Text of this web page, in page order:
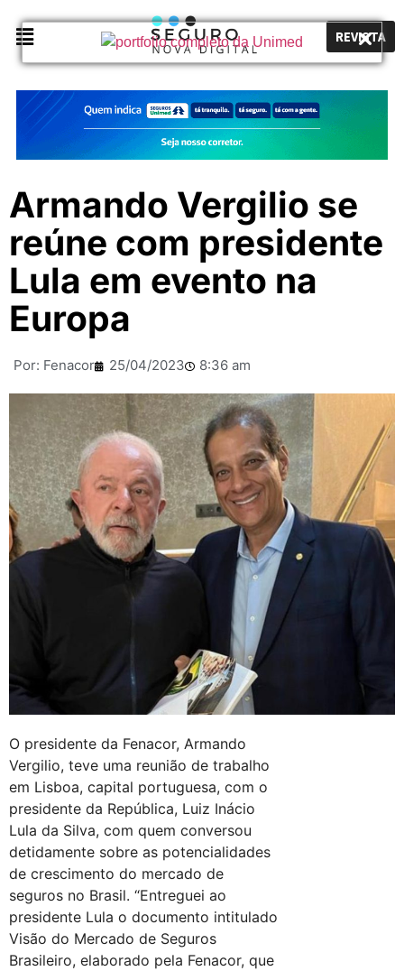
REVISTA
Armando Vergilio se
reúne com presidente
Lula em evento na
Europa
Por: Fenacor 25/04/2023 8:36 am
O presidente da Fenacor, Armando
Vergilio, teve uma reunião de trabalho
em Lisboa, capital portuguesa, com o
presidente da República, Luiz Inácio
Lula da Silva, com quem conversou
detidamente sobre as potencialidades
de crescimento do mercado de
seguros no Brasil. “Entreguei ao
presidente Lula o documento intitulado
Visão do Mercado de Seguros
Brasileiro, elaborado pela Fenacor, que